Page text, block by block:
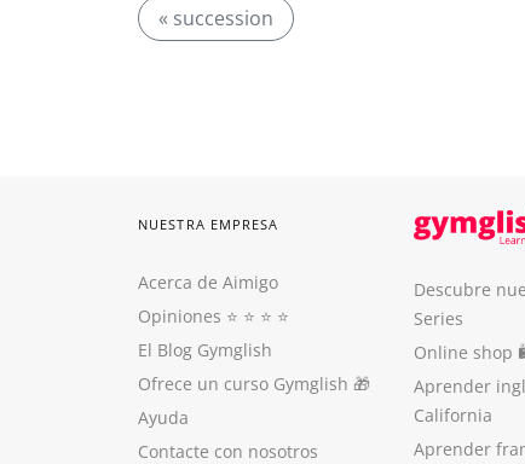
« succession
NUESTRA EMPRESA
Acerca de Aimigo
Opiniones ⭐️ ⭐️ ⭐️ ⭐️
El Blog Gymglish
Ofrece un curso Gymglish 🎁
Ayuda
Contacte con nosotros
Descubre
Series
Online shop
Aprender
California
Aprender